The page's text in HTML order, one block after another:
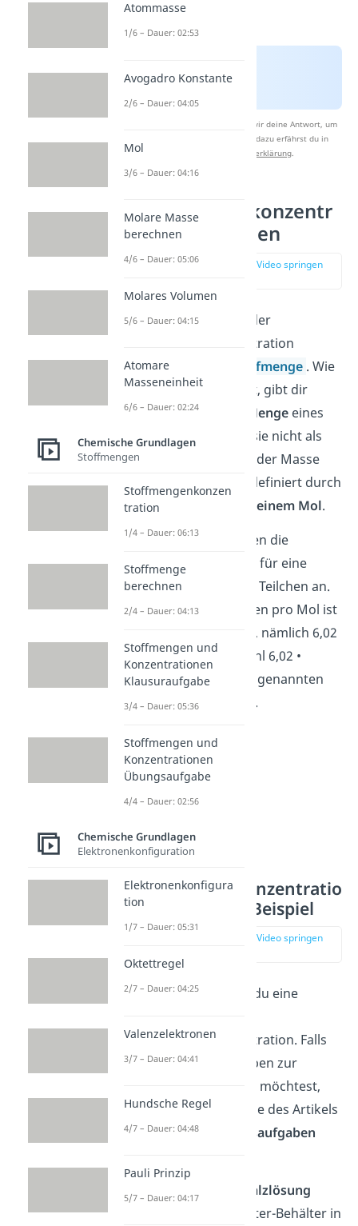
Nach Beantwortung speichern wir deine Antwort, um
Studyflix zu verbessern. Mehr dazu erfährst du in
Datenschutzerklärung
Stoffmengenkonzentr
ation berechnen
zur Stelle im Video springen
Für die Berechnung der
Stoffmengenkonzentration
benötigst du die
Stoffmenge . Wie
der Name schon sagt, gibt dir
die Stoffmenge die
Mengeeines
Stoffes an. Dabei ist sie nicht als
Anzahl der Teilchen oder Masse
festgelegt, sondern definiert durch
die Teilchenanzahl in einem Mol.
Mol gibt dir sozusagen die
„Verpackungsgröße“ für eine
bestimmte Anzahl an Teilchen an.
Die Anzahl der Teilchen pro Mol ist
für jeden Stoff gleich, nämlich 6,02
• 1023. Die Teilchenzahl 6,02 •
10
entspricht der sogenannten
Avogadrokonstante
.
Stoffmengenkonzentratio
n berechnen – Beispiel
zur Stelle im Video springen
Im Folgenden siehst du eine
Stoffmengenkonzentration. Falls
du detaillierte Aufgaben zur
Konzentration haben möchtest,
haben wir dir am Ende des Artikels
Klausur-und
Übungsaufgaben
Eine
2 molare Kochsalzlösung
bezeichnet einen 1 Liter-Behälter in
Atommasse
1/6 – Dauer: 02:53
Avogadro Konstante
2/6 – Dauer: 04:05
Mol
3/6 – Dauer: 04:16
Molare Masse
berechnen
4/6 – Dauer: 05:06
Molares Volumen
5/6 – Dauer: 04:15
Atomare
Masseneinheit
6/6 – Dauer: 02:24
Chemische Grundlagen
Stoffmengen
Stoffmengenkonzen
tration
1/4 – Dauer: 06:13
Stoffmenge
berechnen
2/4 – Dauer: 04:13
Stoffmengen und
Konzentrationen
Klausuraufgabe
3/4 – Dauer: 05:36
Stoffmengen und
Konzentrationen
Übungsaufgabe
4/4 – Dauer: 02:56
Chemische Grundlagen
Elektronenkonfiguration
Elektronenkonfigura
tion
1/7 – Dauer: 05:31
Oktettregel
2/7 – Dauer: 04:25
Valenzelektronen
3/7 – Dauer: 04:41
Hundsche Regel
4/7 – Dauer: 04:48
Pauli Prinzip
5/7 – Dauer: 04:17